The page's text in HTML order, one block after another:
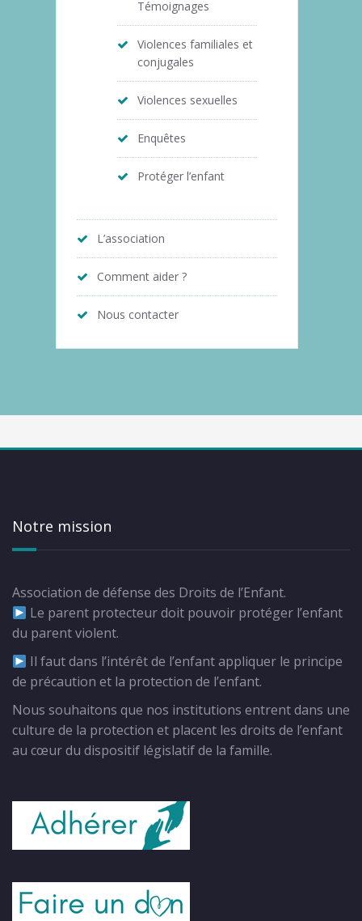
Témoignages
Violences familiales et
conjugales
Violences sexuelles
Enquêtes
Protéger l’enfant
L’association
Comment aider ?
Nous contacter
Notre mission
Association de défense des Droits de l’Enfant.
Le parent protecteur doit pouvoir protéger l’enfant
du parent violent.
Il faut dans l’intérêt de l’enfant appliquer le principe
de précaution et la protection de l’enfant.
Nous souhaitons que nos institutions entrent dans une
culture de la protection et placent les droits de l’enfant
au cœur du dispositif législatif de la famille.